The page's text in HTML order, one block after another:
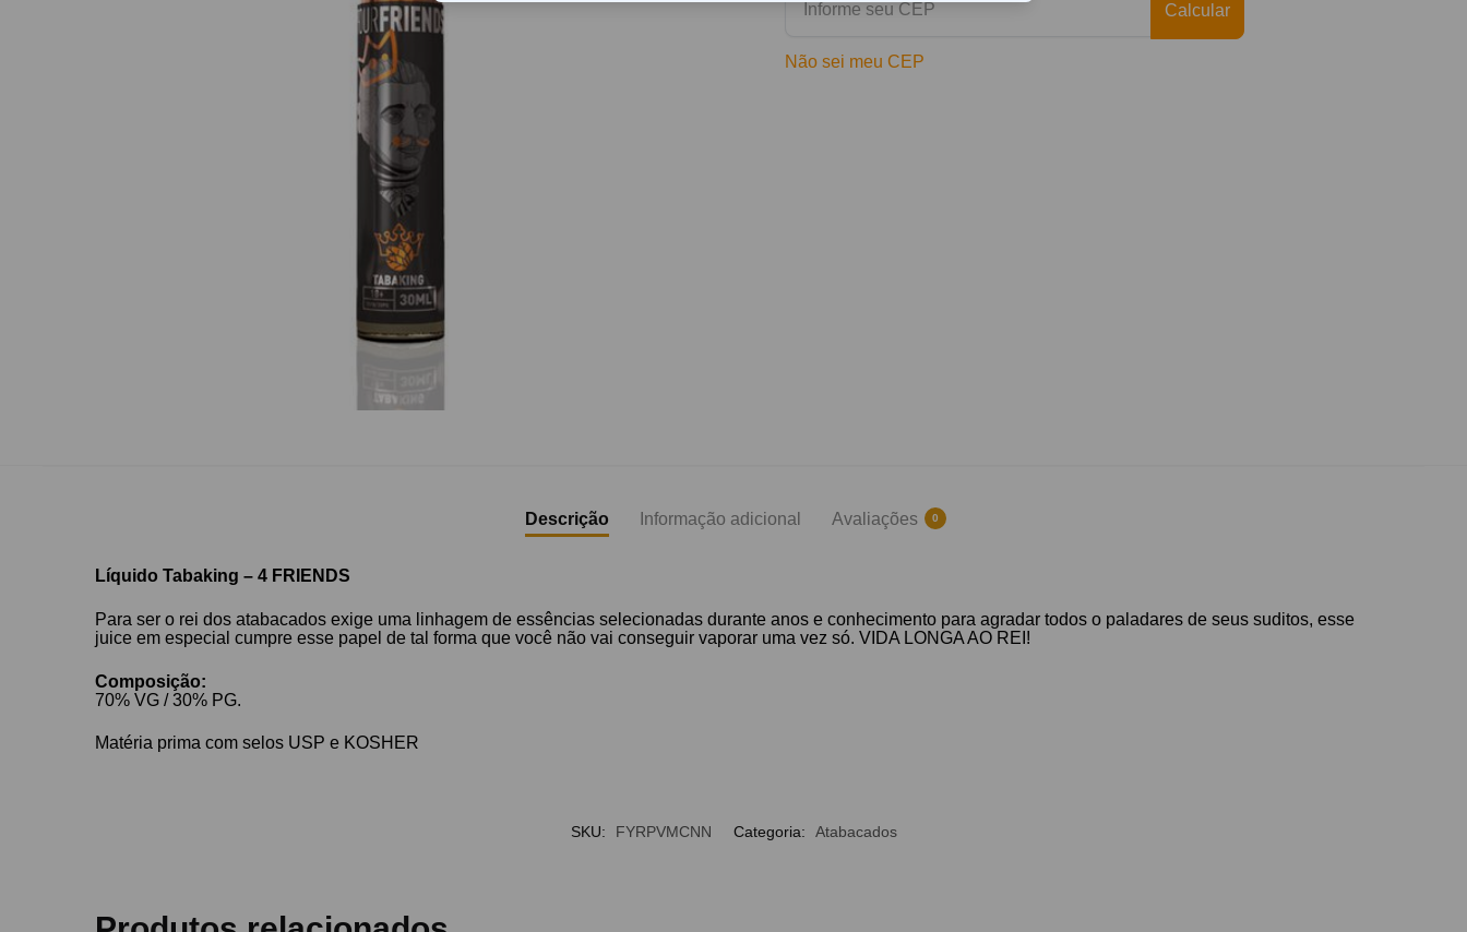
Calcular
Não sei meu CEP
Descrição Informação adicional Avaliações 0
Líquido Tabaking – 4 FRIENDS
Para ser o rei dos atabacados exige uma linhagem de essências selecionadas durante anos e conhecimento para agradar todos o paladares de seus suditos, esse
juice em especial cumpre esse papel de tal forma que você não vai conseguir vaporar uma vez só. VIDA LONGA AO REI!
Composição:
70% VG / 30% PG.
Matéria prima com selos USP e KOSHER
SKU: FYRPVMCNN Categoria: Atabacados